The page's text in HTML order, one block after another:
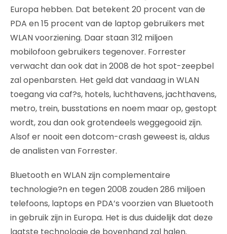
Europa hebben. Dat betekent 20 procent van de
PDA en 15 procent van de laptop gebruikers met
WLAN voorziening. Daar staan 312 miljoen
mobilofoon gebruikers tegenover. Forrester
verwacht dan ook dat in 2008 de hot spot-zeepbel
zal openbarsten. Het geld dat vandaag in WLAN
toegang via caf?s, hotels, luchthavens, jachthavens,
metro, trein, busstations en noem maar op, gestopt
wordt, zou dan ook grotendeels weggegooid zijn.
Alsof er nooit een dotcom-crash geweest is, aldus
de analisten van Forrester.
Bluetooth en WLAN zijn complementaire
technologie?n en tegen 2008 zouden 286 miljoen
telefoons, laptops en PDA’s voorzien van Bluetooth
in gebruik zijn in Europa. Het is dus duidelijk dat deze
laatste technologie de bovenhand zal halen.